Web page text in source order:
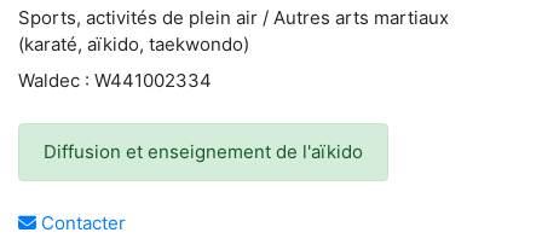
Sports, activités de plein air / Autres arts martiaux
(karaté, aïkido, taekwondo)
Waldec : W441002334
Diffusion et enseignement de l'aïkido
Contacter